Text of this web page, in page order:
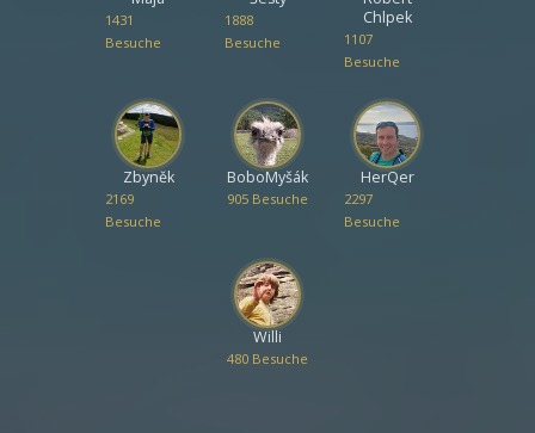
1431
Besuche
1888
Besuche
Chlpek
1107
Besuche
Zbyněk
2169
Besuche
BoboMyšák
905 Besuche
HerQer
2297
Besuche
Willi
480 Besuche